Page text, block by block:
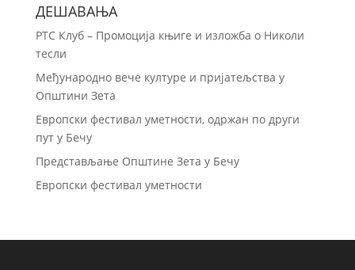
ДЕШАВАЊА
РТС Клуб – Промоција књиге и изложба о Николи
тесли
Међународно вече културе и пријатељства у
Општини Зета
Европски фестивал уметности, одржан по други
пут у Бечу
Представљање Општине Зета у Бечу
Европски фестивал уметности